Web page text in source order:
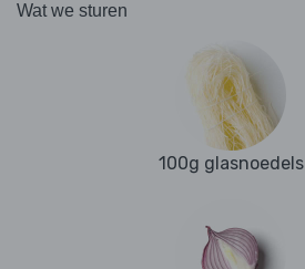
Wat we sturen
100g glasnoedels